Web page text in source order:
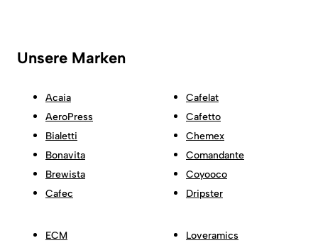
Unsere Marken
Acaia
AeroPress
Bialetti
Bonavita
Brewista
Cafec
Cafelat
Cafetto
Chemex
Comandante
Coyooco
Dripster
ECM
Loveramics